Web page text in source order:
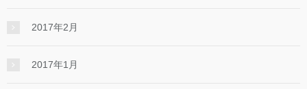
2017年2月
2017年1月